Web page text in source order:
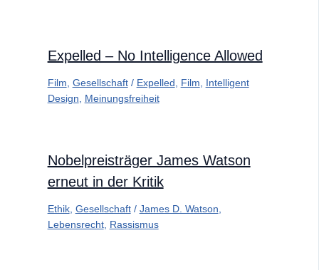
Expelled – No Intelligence Allowed
Film Gesellschaft/ Expelled Film
Intelligent
Design
Meinungsfreiheit
Nobelpreisträger James Watson
erneut in der Kritik
Ethik, Gesellschaft/ James D. Watson
Lebensrecht, Rassismus